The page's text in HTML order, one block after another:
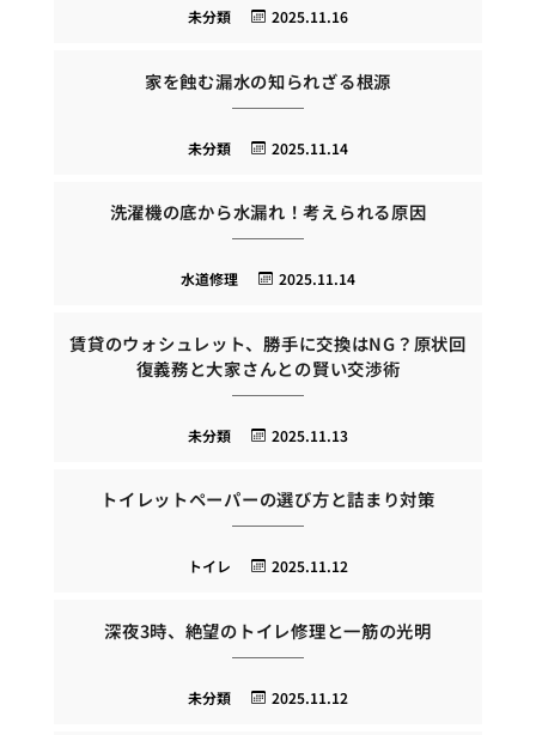
2025.11.16
未分類
家を蝕む漏水の知られざる根源
2025.11.14
未分類
洗濯機の底から水漏れ！考えられる原因
2025.11.14
水道修理
賃貸のウォシュレット、勝手に交換はNG？原状回
復義務と大家さんとの賢い交渉術
2025.11.13
未分類
トイレットペーパーの選び方と詰まり対策
2025.11.12
トイレ
深夜3時、絶望のトイレ修理と一筋の光明
2025.11.12
未分類